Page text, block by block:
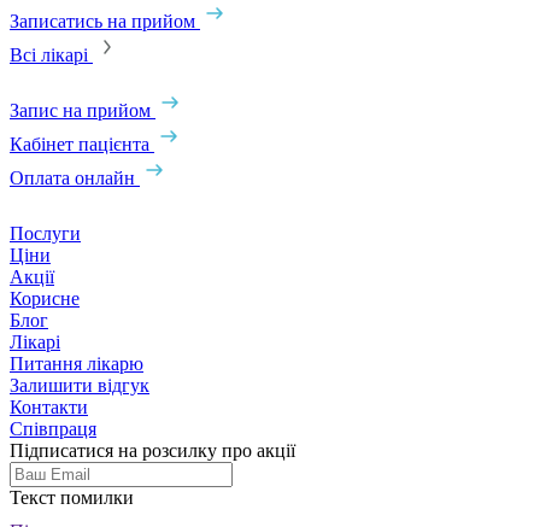
Записатись на прийом
Всі лікарі
Запис на прийом
Кабінет пацієнта
Оплата онлайн
Послуги
Ціни
Акції
Корисне
Блог
Лікарі
Питання лікарю
Залишити відгук
Контакти
Співпраця
Підписатися на розсилку про акції
Текст помилки